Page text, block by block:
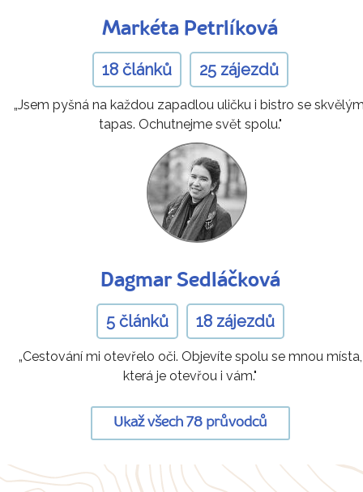
Markéta Petrlíková
18 článků 25 zájezdů
„Jsem pyšná na každou zapadlou uličku i bistro se
tapas. Ochutnejme svět spolu."
Dagmar Sedláčková
5 článků 18 zájezdů
„Cestování mi otevřelo oči. Objevíte spolu se mnou místa,
která je otevřou i vám."
Ukaž všech 78 průvodců